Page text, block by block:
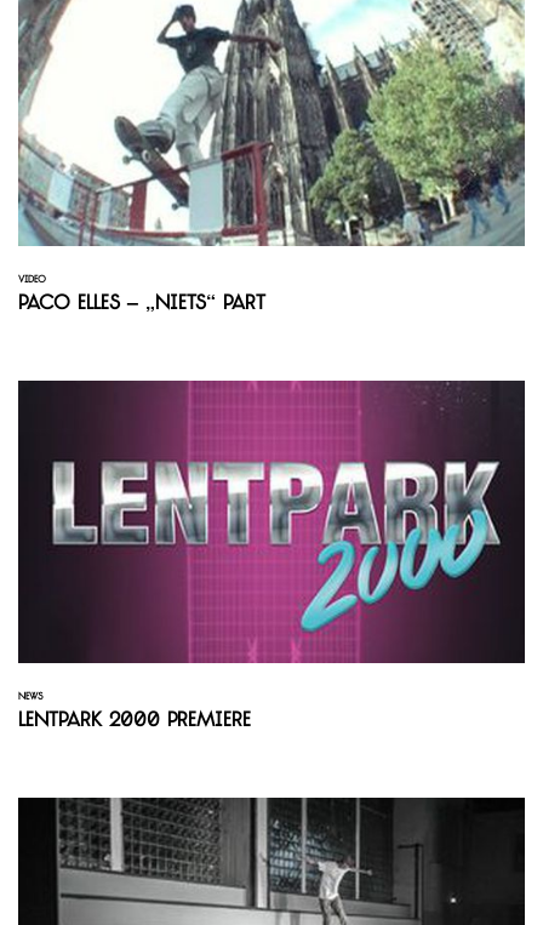
VIDEO
Paco Elles – „Niets“ Part
NEWS
Lentpark 2000 Premiere